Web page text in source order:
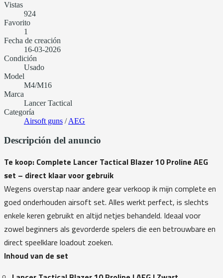
Vistas
924
Favorito
1
Fecha de creación
16-03-2026
Condición
Usado
Model
M4/M16
Marca
Lancer Tactical
Categoría
Airsoft guns /AEG
Descripción del anuncio
Te koop: Complete Lancer Tactical Blazer 10 Proline AEG
set – direct klaar voor gebruik
Wegens overstap naar andere gear verkoop ik mijn complete en
goed onderhouden airsoft set. Alles werkt perfect, is slechts
enkele keren gebruikt en altijd netjes behandeld. Ideaal voor
zowel beginners als gevorderde spelers die een betrouwbare en
direct speelklare loadout zoeken.
Inhoud van de set